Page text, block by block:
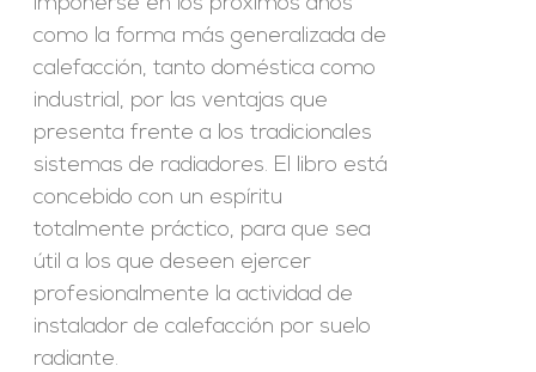
como la forma más generalizada de
calefacción, tanto doméstica como
industrial, por las ventajas que
presenta frente a los tradicionales
sistemas de radiadores. El libro está
concebido con un espíritu
totalmente práctico, para que sea
útil a los que deseen ejercer
profesionalmente la actividad de
instalador de calefacción por suelo
radiante.